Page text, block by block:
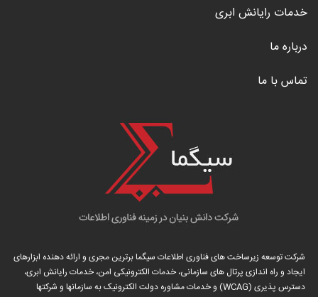
خدمات رایانش ابری
درباره ما
تماس با ما
شرکت توسعه زیرساخت های فناوری اطلاعات سیگما برترین مجری و ارائه دهنده ابزارهای
ایجاد و راه اندازی پرتال های سازمانی، خدمات الکترونیکی امن، خدمات رایانش ابری،
دسترس پذیری (WCAG) و خدمات مشاوره دولت الکترونیک به سازمانها و شرکتها